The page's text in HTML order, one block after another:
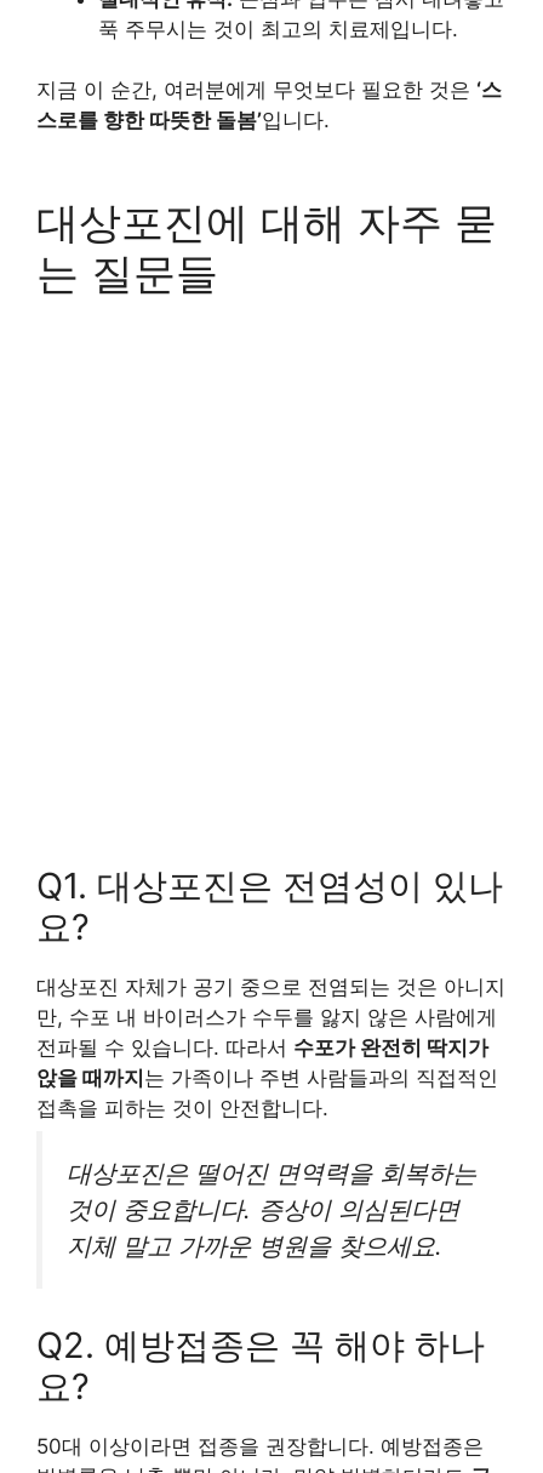
푹 주무시는 것이 최고의 치료제입니다.
지금 이 순간, 여러분에게 무엇보다 필요한 것은 ‘스
스로를 향한 따뜻한 돌봄’입니다.
대상포진에 대해 자주 묻
는 질문들
Q1. 대상포진은 전염성이 있나
요?
대상포진 자체가 공기 중으로 전염되는 것은 아니지
만, 수포 내 바이러스가 수두를 앓지 않은 사람에게
전파될 수 있습니다. 따라서 수포가 완전히 딱지가
앉을 때까지 는 가족이나 주변 사람들과의 직접적인
접촉을 피하는 것이 안전합니다.
대상포진은 떨어진 면역력을 회복하는
것이 중요합니다. 증상이 의심된다면
지체 말고 가까운 병원을 찾으세요.
Q2. 예방접종은 꼭 해야 하나
요?
50대 이상이라면 접종을 권장합니다. 예방접종은